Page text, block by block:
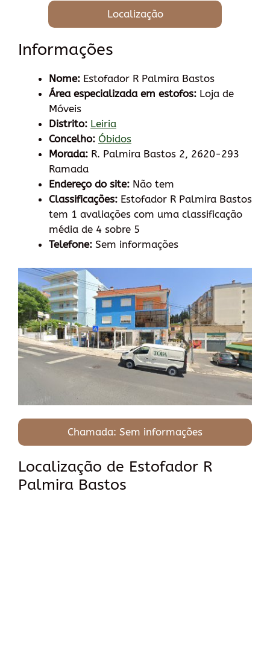
Localização
Informações
Nome: Estofador R Palmira Bastos
Área especializada em estofos: Loja de
Móveis
Distrito: Leiria
Concelho: Óbidos
Morada: R. Palmira Bastos 2, 2620-293
Ramada
Endereço do site: Não tem
Classificações: Estofador R Palmira Bastos
tem 1 avaliações com uma classificação
média de 4 sobre 5
Telefone: Sem informações
Chamada: Sem informações
Localização de Estofador R
Palmira Bastos